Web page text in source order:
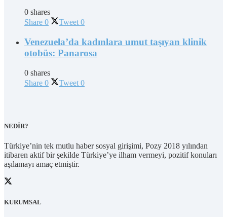
0 shares
Share 0 Tweet 0
Venezuela’da kadınlara umut taşıyan klinik
otobüs: Panarosa
0 shares
Share 0 Tweet 0
NEDİR?
Türkiye’nin tek mutlu haber sosyal girişimi, Pozy 2018 yılından
itibaren aktif bir şekilde Türkiye’ye ilham vermeyi, pozitif konuları
aşılamayı amaç etmiştir.
KURUMSAL